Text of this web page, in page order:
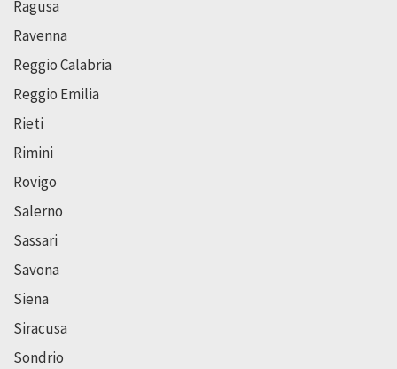
Ragusa
Ravenna
Reggio Calabria
Reggio Emilia
Rieti
Rimini
Rovigo
Salerno
Sassari
Savona
Siena
Siracusa
Sondrio